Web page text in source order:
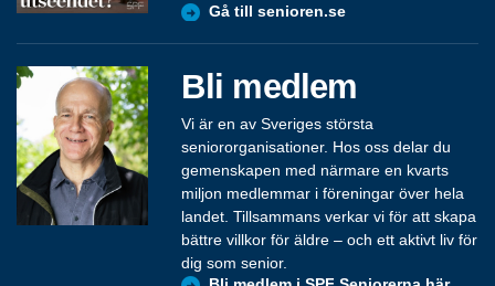
Gå till senioren.se
Bli medlem
Vi är en av Sveriges största
seniororganisationer. Hos oss delar du
gemenskapen med närmare en kvarts
miljon medlemmar i föreningar över hela
landet. Tillsammans verkar vi för att skapa
bättre villkor för äldre – och ett aktivt liv för
dig som senior.